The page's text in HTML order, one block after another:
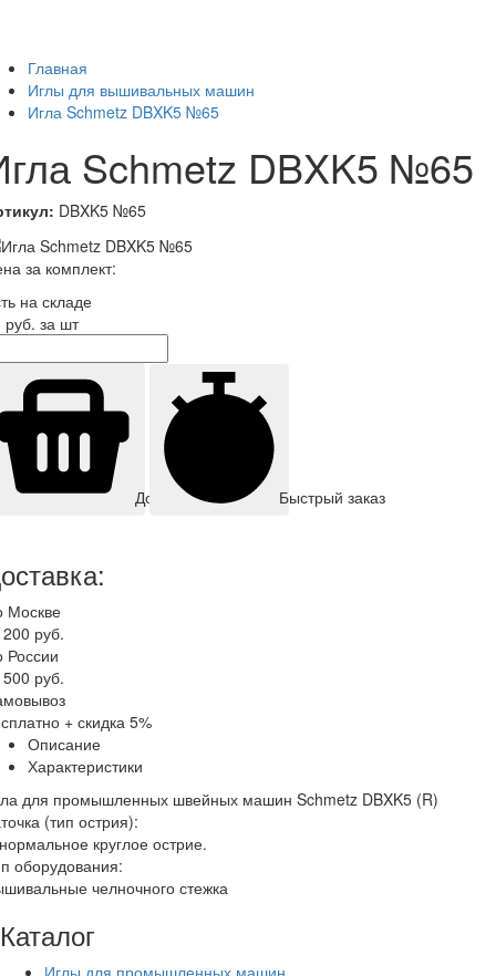
Главная
Иглы для вышивальных машин
Игла Schmetz DBXK5 №65
Schmetz DBXK5 №65
DBXK5 №65
за комплект:
на складе
руб. за шт
Добавить корзину Быстрый заказ
Москве
200 руб.
России
500 руб.
+ скидка 5%
Описание
Характеристики
для промышленных швейных машин Schmetz DBXK5 (R)
(тип острия):
круглое острие.
оборудования:
челночного стежка
Каталог